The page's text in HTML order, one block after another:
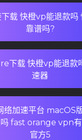
载 快橙vp能退款吗
靠谱吗?
下载 快橙vp能退款
速器
络加速平台 macOS
fast orange vpn
官方5